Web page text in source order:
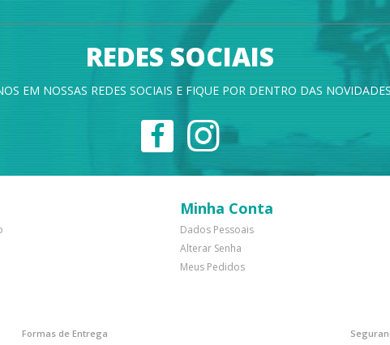
REDES SOCIAIS
EM NOSSAS REDES SOCIAIS E FIQUE POR DENTRO DAS
Minha Conta
Dados Pessoais
Alterar Senha
Meus Pedidos
Formas de Entrega